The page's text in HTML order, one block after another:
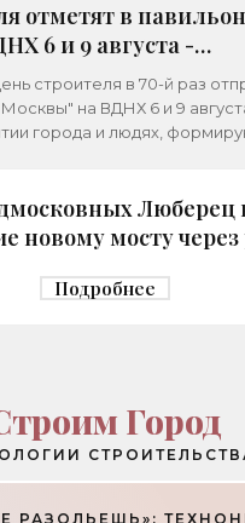
отметят в
6 и 9 августа -
строителя в 70-й раз
на ВДНХ 6 и 9
города и людях,
Люберец
новому мосту через
Подробнее
Город
РАЗОЛЬЕШЬ»: